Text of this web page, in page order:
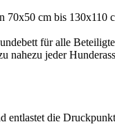
70x50 cm bis 130x110
für alle
nahezu jeder
entlastet die